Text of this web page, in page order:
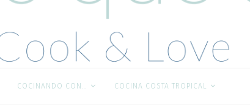
COCINANDO CON… COCINA COSTA TROPICAL